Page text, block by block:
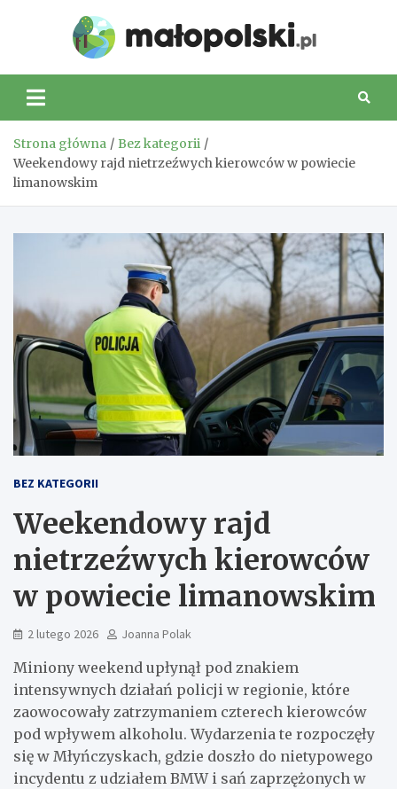
Strona główna
Bez kategorii
Weekendowy rajd nietrzeźwych kierowców w powiecie
limanowskim
BEZ KATEGORII
Weekendowy rajd
nietrzeźwych kierowców
w powiecie limanowskim
2 lutego 2026 Joanna Polak
Miniony weekend upłynął pod znakiem
intensywnych działań policji w regionie, które
zaowocowały zatrzymaniem czterech kierowców
pod wpływem alkoholu. Wydarzenia te rozpoczęły
się w Młyńczyskach, gdzie doszło do nietypowego
incydentu z udziałem BMW i sań zaprzężonych w